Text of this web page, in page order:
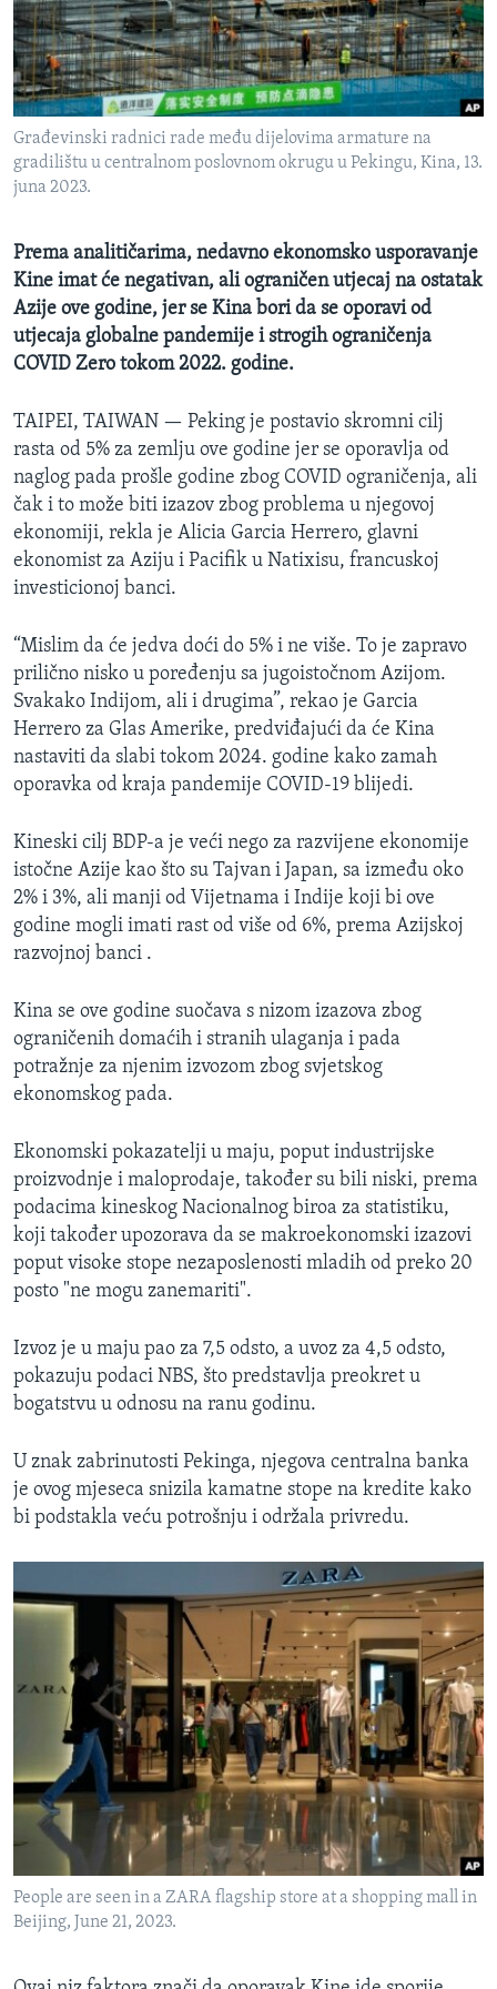
MAGAZIN
O GLASU AMERIKE
Learning English
PRATITE NAS
Jezici
Građevinski radnici rade među dijelovima armature na
gradilištu u centralnom poslovnom okrugu u Pekingu, Kina, 13.
juna 2023.
Prema analitičarima, nedavno ekonomsko usporavanje
Kine imat će negativan, ali ograničen utjecaj na ostatak
Azije ove godine, jer se Kina bori da se oporavi od
utjecaja globalne pandemije i strogih ograničenja
COVID Zero tokom 2022. godine.
TAIPEI, TAIWAN — Peking je postavio skromni cilj
rasta od 5% za zemlju ove godine jer se oporavlja od
naglog pada prošle godine zbog COVID ograničenja, ali
čak i to može biti izazov zbog problema u njegovoj
ekonomiji, rekla je Alicia Garcia Herrero, glavni
ekonomist za Aziju i Pacifik u Natixisu, francuskoj
investicionoj banci.
“Mislim da će jedva doći do 5% i ne više. To je zapravo
prilično nisko u poređenju sa jugoistočnom Azijom.
Svakako Indijom, ali i drugima”, rekao je Garcia
Herrero za Glas Amerike, predviđajući da će Kina
nastaviti da slabi tokom 2024. godine kako zamah
oporavka od kraja pandemije COVID-19 blijedi.
Kineski cilj BDP-a je veći nego za razvijene ekonomije
istočne Azije kao što su Tajvan i Japan, sa između oko
2% i 3%, ali manji od Vijetnama i Indije koji bi ove
godine mogli imati rast od više od 6%, prema Azijskoj
razvojnoj banci .
Kina se ove godine suočava s nizom izazova zbog
ograničenih domaćih i stranih ulaganja i pada
potražnje za njenim izvozom zbog svjetskog
ekonomskog pada.
Ekonomski pokazatelji u maju, poput industrijske
proizvodnje i maloprodaje, također su bili niski, prema
podacima kineskog Nacionalnog biroa za statistiku,
koji također upozorava da se makroekonomski izazovi
poput visoke stope nezaposlenosti mladih od preko 20
posto "ne mogu zanemariti".
Izvoz je u maju pao za 7,5 odsto, a uvoz za 4,5 odsto,
pokazuju podaci NBS, što predstavlja preokret u
bogatstvu u odnosu na ranu godinu.
U znak zabrinutosti Pekinga, njegova centralna banka
je ovog mjeseca snizila kamatne stope na kredite kako
bi podstakla veću potrošnju i održala privredu.
People are seen in a ZARA flagship store at a shopping mall in
Beijing, June 21, 2023.